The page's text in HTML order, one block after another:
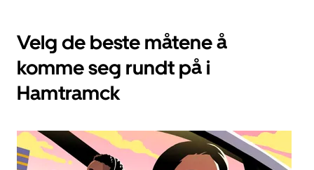
Velg de beste måtene å
komme seg rundt på i
Hamtramck